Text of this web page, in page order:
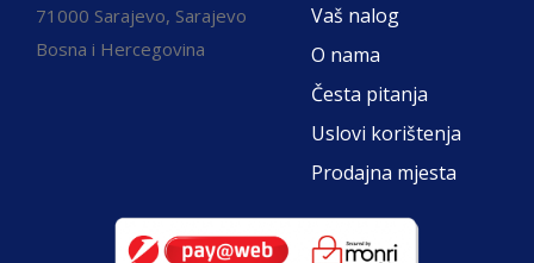
71000 Sarajevo, Sarajevo
Bosna i Hercegovina
Vaš nalog
O nama
Česta pitanja
Uslovi korištenja
Prodajna mjesta